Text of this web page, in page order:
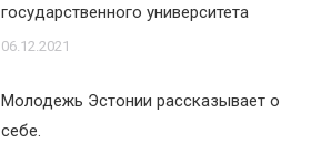
государственного университета
06.12.2021
Молодежь Эстонии рассказывает о
себе.